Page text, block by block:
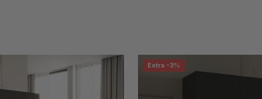
Extra -3%